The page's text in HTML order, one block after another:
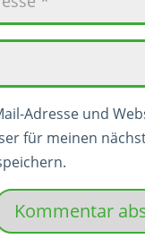
Adresse und
für meinen
Kommentar